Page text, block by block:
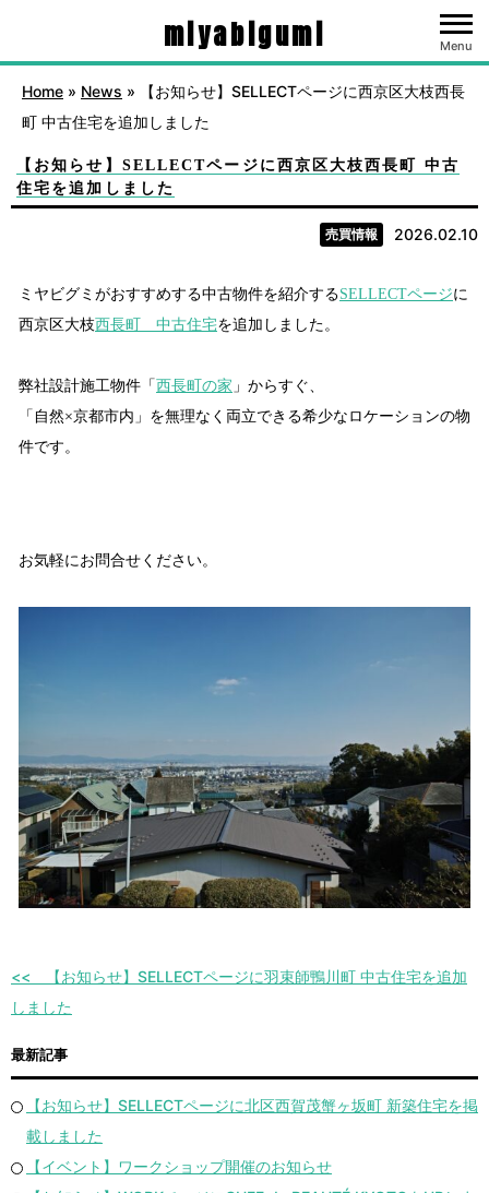
miyabigumi Menu
Home » News »
【お知らせ】SELLECTページに西京区大枝西長
町 中古住宅を追加しました
【お知らせ】SELLECTページに西京区大枝西長町 中古
住宅を追加しました
売買情報 2026.02.10
ミヤビグミがおすすめする中古物件を紹介するSELLECTページに
西京区大枝西長町 中古住宅を追加しました。
弊社設計施工物件「 西長町の家 」からすぐ、
「自然×京都市内」を無理なく両立できる希少なロケーションの物
件です。
お気軽にお問合せください。
【お知らせ】SELLECTページに羽束師鴨川町 中古住宅を追加
しました
最新記事
【お知らせ】SELLECTページに北区西賀茂蟹ヶ坂町 新築住宅を掲
載しました
【イベント】ワークショップ開催のお知らせ